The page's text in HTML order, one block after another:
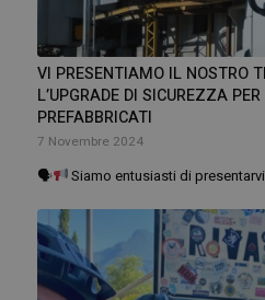
VI PRESENTIAMO IL NOSTRO
L’UPGRADE DI SICUREZZA
PREFABBRICATI
7 Novembre 2024
🗣 Siamo entusiasti di